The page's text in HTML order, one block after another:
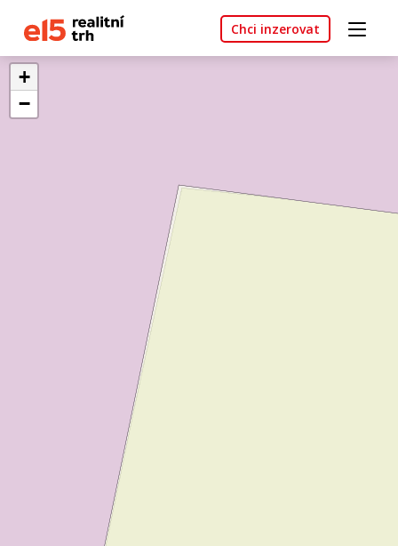
Chci inzerovat
+
−